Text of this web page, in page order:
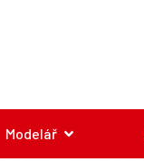
Modelář